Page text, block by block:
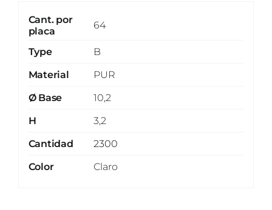
Cant. por
placa
64
Type
B
Material
PUR
Ø Base
10,2
H
3,2
Cantidad
2300
Color
Claro